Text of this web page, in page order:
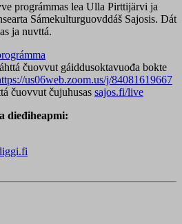
prográmmas lea Ulla Pirttijärvi ja
Sámekulturguovddáš Sajosis. Dát
ja nuvttá.
čuovvut gáiddusoktavuođa bokte
us06web.zoom.us/j/84081619667
čuovvut čujuhusas sajos.fi/live
dieđiheapmi: